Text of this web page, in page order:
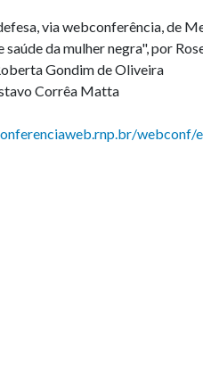
via webconferência, de
da mulher negra", por
Gondim de Oliveira
Corrêa Matta
webconf/